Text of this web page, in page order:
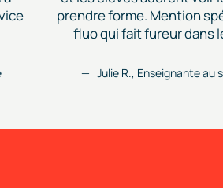
prendre forme. Mention
fluo qui fait fureur dans
Julie R., Enseignante au